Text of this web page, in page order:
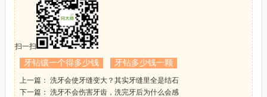
扫一扫
牙钻镶一个得多少钱 牙钻多少钱一颗
上一篇： 洗牙会使牙缝变大？其实牙缝里全是结石
下一篇： 洗牙不会伤害牙齿，洗完牙后为什么会感